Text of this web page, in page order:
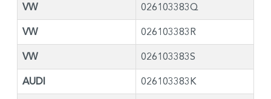
VW 026103383Q
VW 026103383R
VW 026103383S
AUDI 026103383K